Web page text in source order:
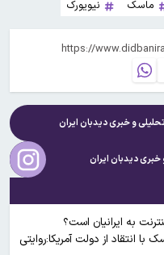
ماسک نیویورک
تحلیلی و خبریدیدبان ایران
خبریدیدبان ایران
به ایرانیان است؟
با انتقاد از دولت آمریکا:روایتی